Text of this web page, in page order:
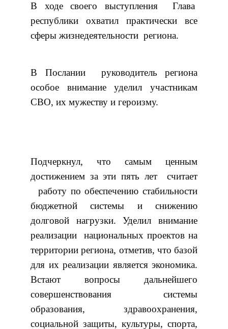
В ходе своего выступления Глава
республики охватил практически все
сферы жизнедеятельности региона.
В Послании руководитель региона
особое внимание уделил участникам
СВО, их мужеству и героизму.
Подчеркнул, что самым ценным
достижением за эти пять лет считает
работу по обеспечению стабильности
бюджетной системы и снижению
долговой нагрузки. Уделил внимание
реализации национальных проектов на
территории региона, отметив, что базой
для их реализации является экономика.
Встают вопросы дальнейшего
совершенствования системы
образования, здравоохранения,
социальной защиты, культуры, спорта,